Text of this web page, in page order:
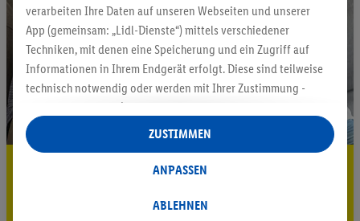
5.95 € Versand sparen³²ᵃ
verarbeiten Ihre Daten auf unseren Webseiten und unserer
App (gemeinsam: „Lidl-Dienste“) mittels verschiedener
Techniken, mit denen eine Speicherung und ein Zugriff auf
Informationen in Ihrem Endgerät erfolgt. Diese sind teilweise
technisch notwendig oder werden mit Ihrer Zustimmung -
auch durch Partner (u.a.
Verantwortliche; im Zusammenhang mit dem IAB TCF
insgesamt
Statistik-Erstellung oder für personalisierte Werbung
Datenverarbeitungen für personalisierte Werbung werden
ABLEHNEN
ANPASSEN
ZUSTIMMEN